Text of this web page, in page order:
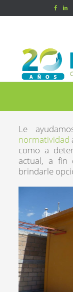
Le
normatividad
como a
actual, a fin
brindarle